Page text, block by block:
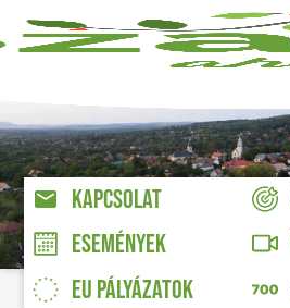
KAPCSOLAT
ESEMÉNYEK
EU PÁLYÁZATOK